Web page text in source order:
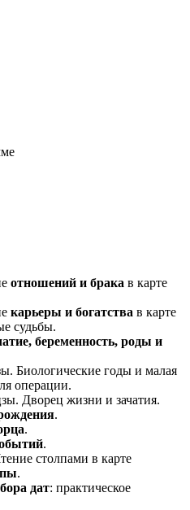
отношений и брака в карте
карьеры и богатства в карте
судьбы.
беременность, роды и
Биологические годы и малая
операции.
Дворец жизни и зачатия.
.
.
.
столпами в карте
.
дат: практическое